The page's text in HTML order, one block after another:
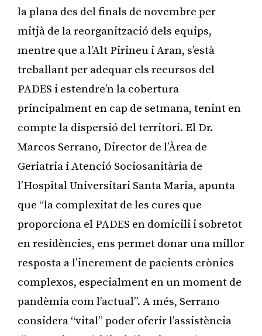
la plana des del finals de novembre per
mitjà de la reorganització dels equips,
mentre que a l’Alt Pirineu i Aran, s’està
treballant per adequar els recursos del
PADES i estendre’n la cobertura
principalment en cap de setmana, tenint en
compte la dispersió del territori. El Dr.
Marcos Serrano, Director de l’Àrea de
Geriatria i Atenció Sociosanitària de
l’Hospital Universitari Santa Maria, apunta
que “la complexitat de les cures que
proporciona el PADES en domicili i sobretot
en residències, ens permet donar una millor
resposta a l’increment de pacients crònics
complexos, especialment en un moment de
pandèmia com l’actual”. A més, Serrano
considera “vital” poder oferir l’assistència